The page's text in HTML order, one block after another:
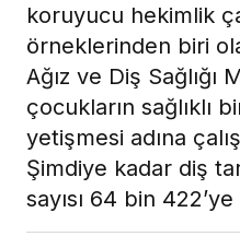
koruyucu hekimlik
örneklerinden biri
Ağız ve Diş Sağlığı
çocukların sağlıklı
yetişmesi adına
Şimdiye kadar diş
sayısı 64 bin 422’ye